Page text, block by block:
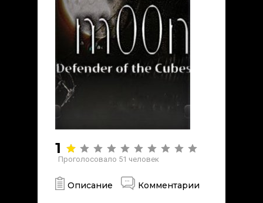
1
Проголосовало 51 человек
Описание Комментарии